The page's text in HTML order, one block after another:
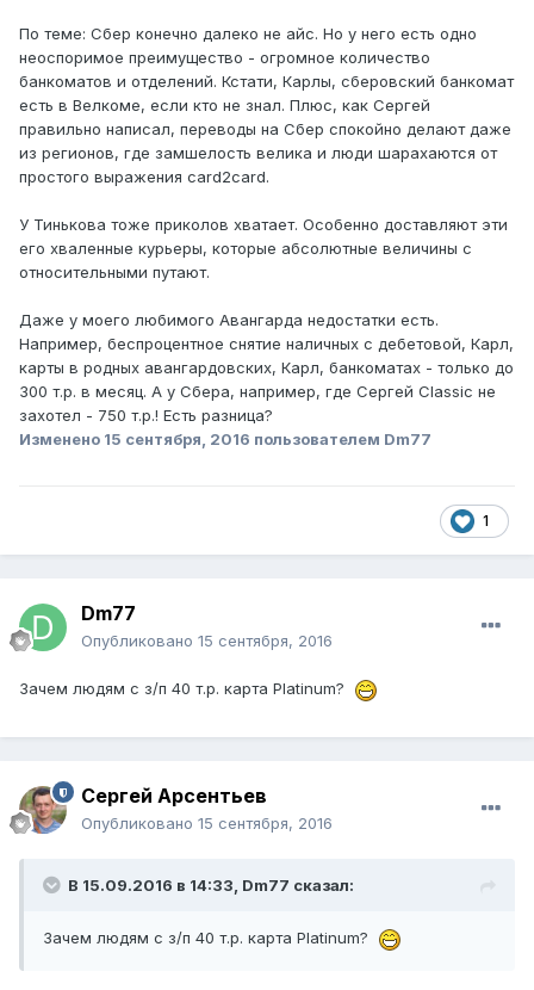
По теме: Сбер конечно далеко не айс. Но у него есть одно
неоспоримое преимущество - огромное количество
банкоматов и отделений. Кстати, Карлы, сберовский банкомат
есть в Велкоме, если кто не знал. Плюс, как Сергей
правильно написал, переводы на Сбер спокойно делают даже
из регионов, где замшелость велика и люди шарахаются от
простого выражения card2card.
У Тинькова тоже приколов хватает. Особенно доставляют эти
его хваленные курьеры, которые абсолютные величины с
относительными путают.
Даже у моего любимого Авангарда недостатки есть.
Например, беспроцентное снятие наличных с дебетовой, Карл,
карты в родных авангардовских, Карл, банкоматах - только до
300 т.р. в месяц. А у Сбера, например, где Сергей Classic не
захотел - 750 т.р.! Есть разница?
Изменено 15 сентября, 2016 пользователем Dm77
1
Dm77
Опубликовано 15 сентября, 2016
Зачем людям с з/п 40 т.р. карта Platinum?
Сергей Арсентьев
Опубликовано 15 сентября, 2016
В 15.09.2016 в 14:33, Dm77 сказал:
Зачем людям с з/п 40 т.р. карта Platinum?